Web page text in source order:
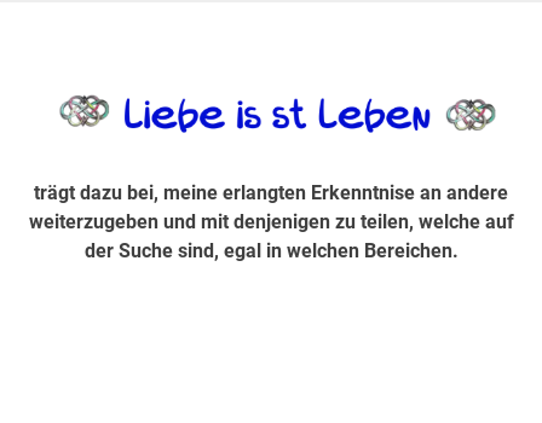
Suche sind, egal in welchen Bereichen.
trägt dazu bei, meine erlangten Erkenntnise an andere
weiterzugeben und mit denjenigen zu teilen, welche auf
der Suche sind, egal in welchen Bereichen.